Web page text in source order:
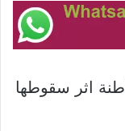
اثر سقوطها